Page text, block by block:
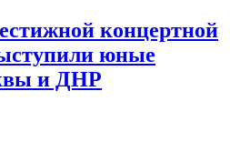
концертной
юные
и ДНР